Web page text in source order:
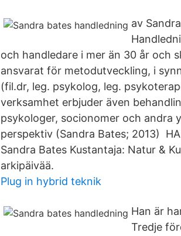
av
och handledare i mer än 30 år och
ansvarat för metodutveckling, i
(fil.dr, leg. psykolog, leg.
verksamhet erbjuder även
psykologer, socionomer och andra
perspektiv (Sandra Bates; 2013)
Sandra Bates Kustantaja: Natur &
arkipäivää.
Plug in hybrid teknik
Han är
Tredje